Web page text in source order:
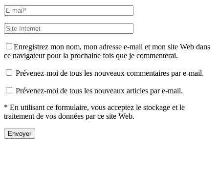
Enregistrez mon nom, mon adresse e-mail et mon site Web dans
ce navigateur pour la prochaine fois que je commenterai.
Prévenez-moi de tous les nouveaux commentaires par e-mail.
Prévenez-moi de tous les nouveaux articles par e-mail.
* En utilisant ce formulaire, vous acceptez le stockage et le
traitement de vos données par ce site Web.